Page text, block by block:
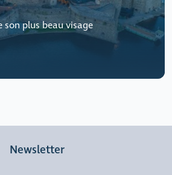
plus beau visage
Newsletter